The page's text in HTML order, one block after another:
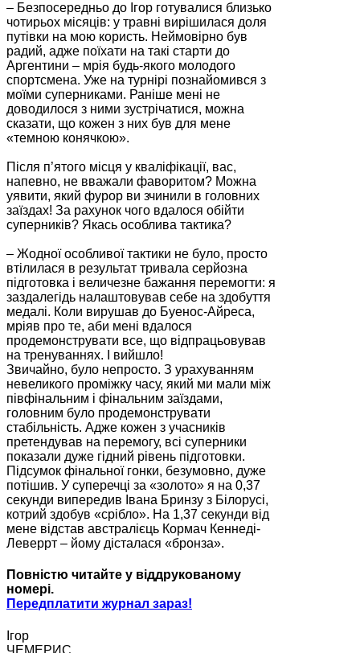
– Безпосередньо до Ігор готувалися близько
чотирьох місяців: у травні вирішилася доля
путівки на мою користь. Неймовірно був
радий, адже поїхати на такі старти до
Аргентини – мрія будь-якого молодого
спортсмена. Уже на турнірі познайомився з
моїми суперниками. Раніше мені не
доводилося з ними зустрічатися, можна
сказати, що кожен з них був для мене
«темною конячкою».
Після п’ятого місця у кваліфікації, вас,
напевно, не вважали фаворитом? Можна
уявити, який фурор ви зчинили в головних
заїздах! За рахунок чого вдалося обійти
суперників? Якась особлива тактика?
– Жодної особливої тактики не було, просто
втілилася в результат тривала серйозна
підготовка і величезне бажання перемогти: я
заздалегідь налаштовував себе на здобуття
медалі. Коли вирушав до Буенос-Айреса,
мріяв про те, аби мені вдалося
продемонструвати все, що відпрацьовував
на тренуваннях. І вийшло!
Звичайно, було непросто. З урахуванням
невеликого проміжку часу, який ми мали між
півфінальним і фінальним заїздами,
головним було продемонструвати
стабільність. Адже кожен з учасників
претендував на перемогу, всі суперники
показали дуже гідний рівень підготовки.
Підсумок фінальної гонки, безумовно, дуже
потішив. У суперечці за «золото» я на 0,37
секунди випередив Івана Бринзу з Білорусі,
котрий здобув «срібло». На 1,37 секунди від
мене відстав австралієць Кормач Кеннеді-
Леверрт – йому дісталася «бронза».
Повністю читайте у віддрукованому
номері.
Передплатити журнал зараз!
Ігор
ЧЕМЕРИС